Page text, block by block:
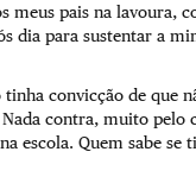
meus pais na lavoura,
dia para sustentar a
tinha convicção de que
contra, muito pelo
escola. Quem sabe se